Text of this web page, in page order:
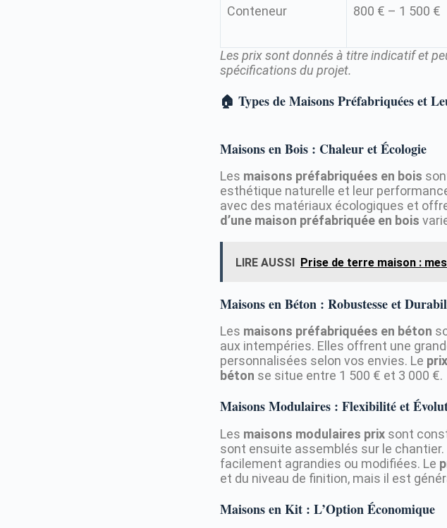
Conteneur 800 € – 1 500 €
Les prix sont donnés à titre indicatif et
spécifications du projet.
🏠 Types de Maisons Préfabriquées et
Maisons en Bois : Chaleur et Écologie
Les maisons préfabriquées en bois
esthétique naturelle et leur
avec des matériaux écologiques et
d’une maison préfabriquée en bois
LIRE AUSSI Prise de terre maison :
Maisons en Béton : Robustesse et
Les maisons préfabriquées en béton
aux intempéries. Elles offrent une
personnalisées selon vos envies. Le
béton se situe entre 1 500 € et 3 000 €.
Maisons Modulaires : Flexibilité et
Les maisons modulaires prix sont
sont ensuite assemblés sur le
facilement agrandies ou modifiées. Le
et du niveau de finition, mais il est
Maisons en Kit : L’Option Économique